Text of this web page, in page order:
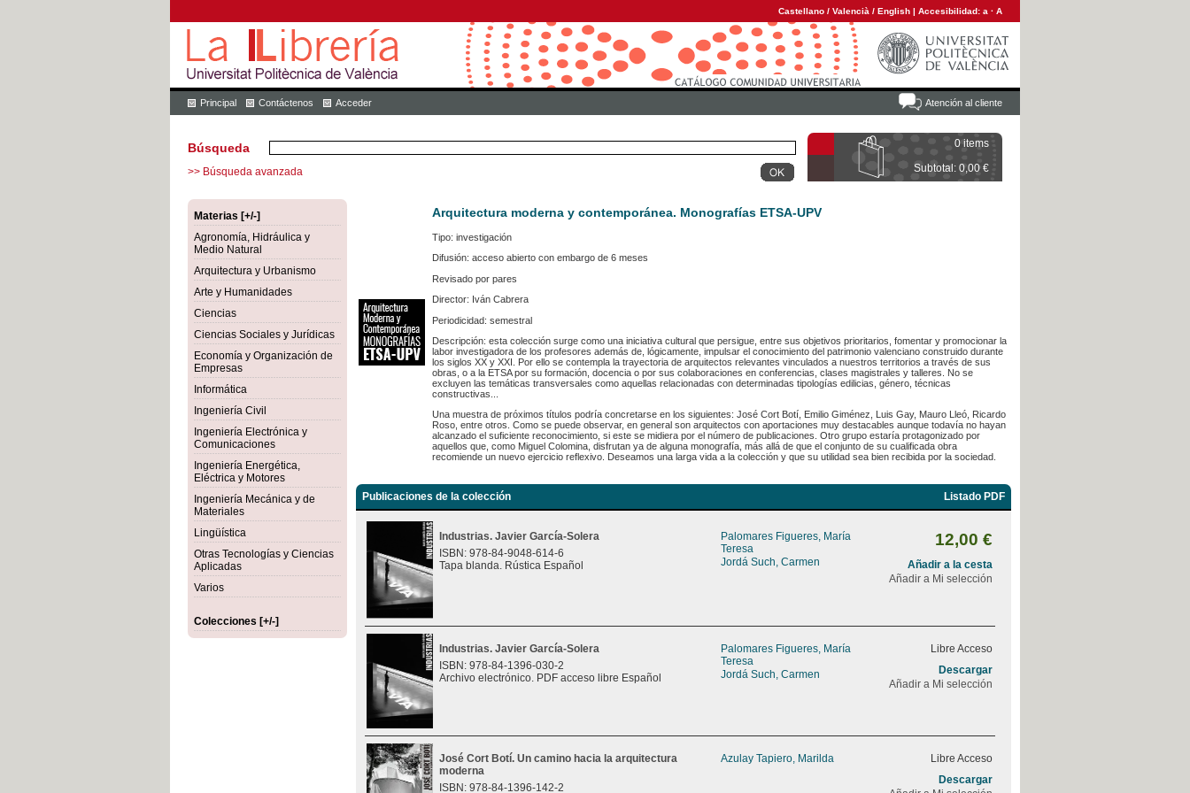
Castellano / Valencià / English | Accesibilidad: a · A
Atención al cliente
Principal Contáctenos Acceder
0 items
Subtotal: 0,00 €
Búsqueda
>> Búsqueda avanzada
Materias [+/-]
Agronomía, Hidráulica y
Medio Natural
Arquitectura y Urbanismo
Arte y Humanidades
Ciencias
Ciencias Sociales y Jurídicas
Economía y Organización de
Empresas
Informática
Ingeniería Civil
Ingeniería Electrónica y
Comunicaciones
Ingeniería Energética,
Eléctrica y Motores
Ingeniería Mecánica y de
Materiales
Lingüística
Otras Tecnologías y Ciencias
Aplicadas
Varios
Colecciones [+/-]
Arquitectura moderna y contemporánea. Monografías ETSA-UPV
Tipo: investigación
Difusión: acceso abierto con embargo de 6 meses
Revisado por pares
Director: Iván Cabrera
Periodicidad: semestral
Descripción: esta colección surge como una iniciativa cultural que persigue, entre sus objetivos prioritarios, fomentar y promocionar la
labor investigadora de los profesores además de, lógicamente, impulsar el conocimiento del patrimonio valenciano construido durante
los siglos XX y XXI. Por ello se contempla la trayectoria de arquitectos relevantes vinculados a nuestros territorios a través de sus
obras, o a la ETSA por su formación, docencia o por sus colaboraciones en conferencias, clases magistrales y talleres. No se
excluyen las temáticas transversales como aquellas relacionadas con determinadas tipologías edilicias, género, técnicas
constructivas...
Una muestra de próximos títulos podría concretarse en los siguientes: José Cort Botí, Emilio Giménez, Luis Gay, Mauro Lleó, Ricardo
Roso, entre otros. Como se puede observar, en general son arquitectos con aportaciones muy destacables aunque todavía no hayan
alcanzado el suficiente reconocimiento, si este se midiera por el número de publicaciones. Otro grupo estaría protagonizado por
aquellos que, como Miguel Colomina, disfrutan ya de alguna monografía, más allá de que el conjunto de su cualificada obra
recomiende un nuevo ejercicio reflexivo. Deseamos una larga vida a la colección y que su utilidad sea bien recibida por la sociedad.
Publicaciones de la colección Listado PDF
Industrias. Javier García-Solera
ISBN: 978-84-9048-614-6
Tapa blanda. Rústica Español
Palomares Figueres, María
Teresa
Jordá Such, Carmen
12,00 €
Añadir a la cesta
Añadir a Mi selección
Industrias. Javier García-Solera
ISBN: 978-84-1396-030-2
Archivo electrónico. PDF acceso libre Español
Palomares Figueres, María
Teresa
Jordá Such, Carmen
Libre Acceso
Descargar
Añadir a Mi selección
José Cort Botí. Un camino hacia la arquitectura
moderna
ISBN: 978-84-1396-142-2
Azulay Tapiero, Marilda
Libre Acceso
Descargar